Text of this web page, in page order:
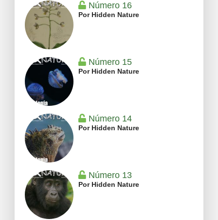
Número 16
Por Hidden Nature
Número 15
Por Hidden Nature
Número 14
Por Hidden Nature
Número 13
Por Hidden Nature